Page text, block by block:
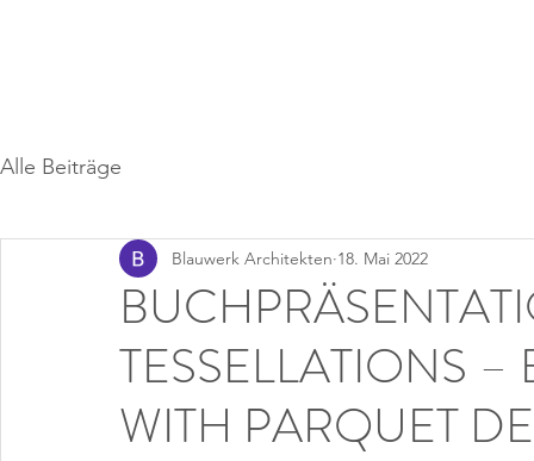
Alle Beiträge
TESSELLATIONS
WITH PARQUET
Blauwerk Architekten 18. Mai 2022